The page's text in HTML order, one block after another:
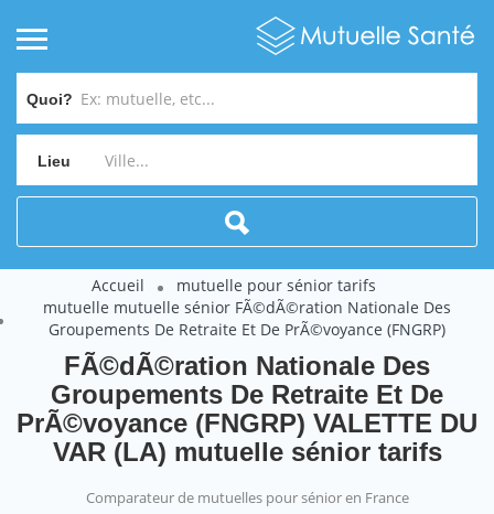
Quoi?
Lieu
Accueil
mutuelle pour sénior tarifs
mutuelle mutuelle sénior FÃ©dÃ©ration Nationale Des
Groupements De Retraite Et De PrÃ©voyance (FNGRP)
FÃ©dÃ©ration Nationale Des
Groupements De Retraite Et De
PrÃ©voyance (FNGRP) VALETTE DU
VAR (LA) mutuelle sénior tarifs
Comparateur de mutuelles pour sénior en France